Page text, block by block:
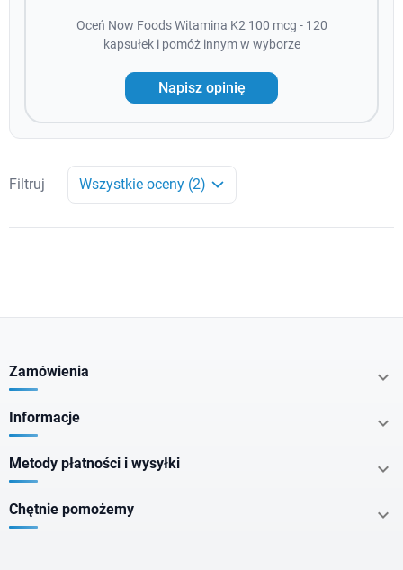
Oceń Now Foods Witamina K2 100 mcg - 120
kapsułek i pomóż innym w wyborze
Napisz opinię
Filtruj Wszystkie oceny (2)
Zamówienia 
Informacje 
Metody płatności i wysyłki 
Chętnie pomożemy 